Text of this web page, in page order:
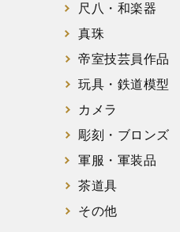
尺八・和楽器
真珠
帝室技芸員作品
玩具・鉄道模型
カメラ
彫刻・ブロンズ
軍服・軍装品
茶道具
その他